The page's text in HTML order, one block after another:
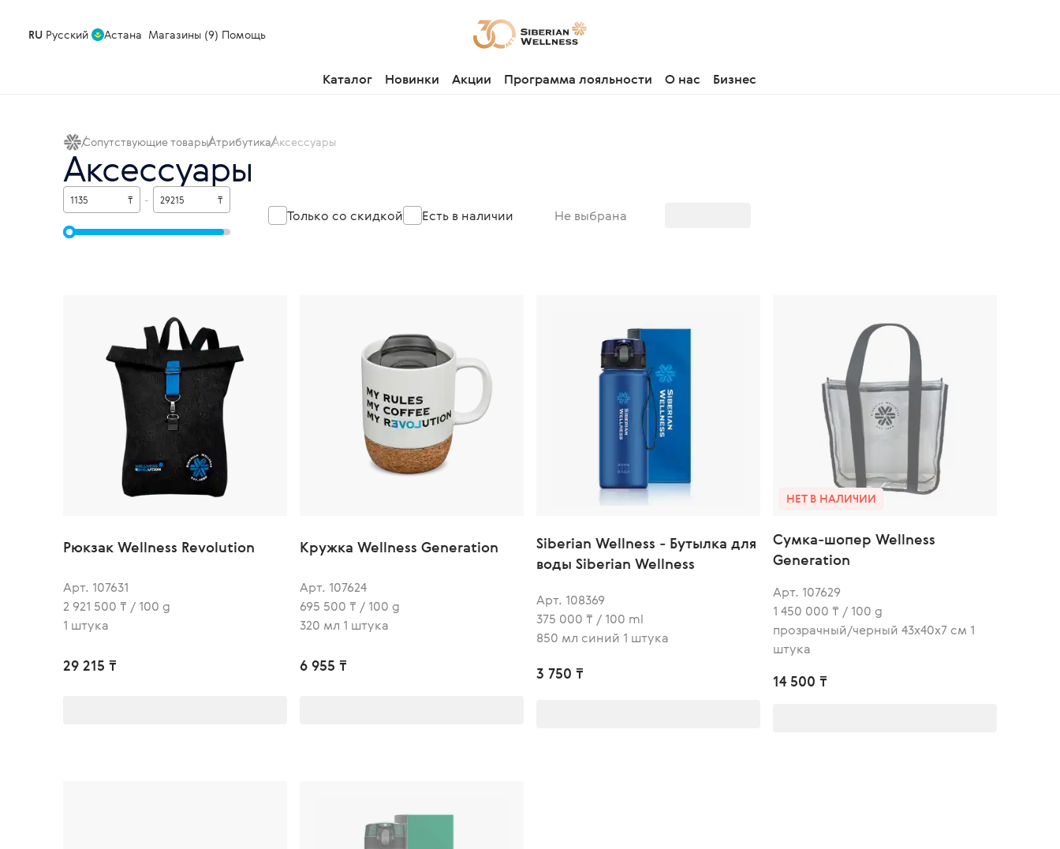
RU Русский Астана Магазины (9) Помощь
Каталог Новинки Акции Программа лояльности О нас Бизнес
Сопутствующие товарыАтрибутикаАксессуары
Аксессуары
Не выбрана
₸ - ₸
Только со скидкой Есть в наличии
Рюкзак Wellness Revolution
Арт. 107631
2 921 500 ₸ / 100 g
1 штука
29 215 ₸
Кружка Wellness Generation
Арт. 107624
695 500 ₸ / 100 g
320 мл 1 штука
6 955 ₸
Siberian Wellness - Бутылка для
воды Siberian Wellness
Арт. 108369
375 000 ₸ / 100 ml
850 мл синий 1 штука
3 750 ₸
НЕТ В НАЛИЧИИ
Сумка-шопер Wellness
Generation
Арт. 107629
1 450 000 ₸ / 100 g
прозрачный/черный 43х40х7 см 1
штука
14 500 ₸